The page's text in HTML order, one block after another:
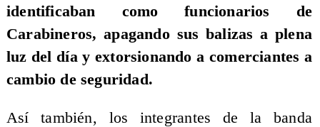
identificaban como funcionarios de
Carabineros, apagando sus balizas a plena
luz del día y extorsionando a comerciantes a
cambio de seguridad.
Así también, los integrantes de la banda